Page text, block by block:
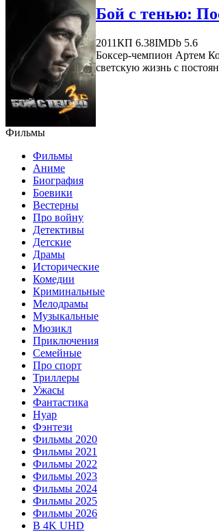
Бой с тенью:
2011КП 6.38IMDb 5.6
Боксер-чемпион Артем
светскую жизнь с
Фильмы
Фильмы
Аниме
Биография
Боевики
Вестерны
Про войну
Детективы
Детские
Драмы
Исторические
Комедии
Криминальные
Мелодрамы
Музыкальные
Мюзикл
Приключения
Семейные
Про спорт
Триллеры
Ужасы
Фантастика
Нуар
Фэнтези
Фильмы 2020
Фильмы 2021
Фильмы 2022
Фильмы 2023
Фильмы 2024
Фильмы 2025
Фильмы 2026
В 4K UHD